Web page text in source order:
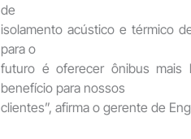
de
isolamento acústico e térmico
para o
futuro é oferecer ônibus mais
benefício para nossos
clientes”, afirma o gerente de